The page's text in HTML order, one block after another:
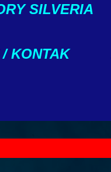
SILVERIA
KONTAK